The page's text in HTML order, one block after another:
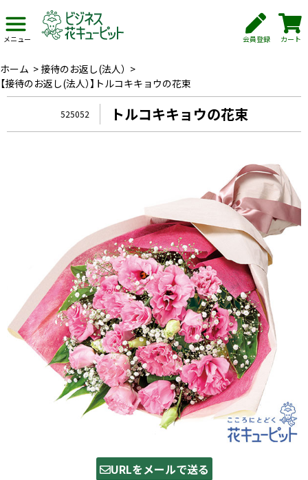
メニュー 会員登録 カート
ホーム > 接待のお返し(法人） >
【接待のお返し(法人）】トルコキキョウの花束
525052 トルコキキョウの花束
URLをメールで送る